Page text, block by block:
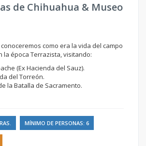
de Chihuahua & Museo
como era la vida del campo
la época Terrazista, visitando:
(Ex Hacienda del Sauz).
del Torreón.
la Batalla de Sacramento.
MÍNIMO DE PERSONAS: 6